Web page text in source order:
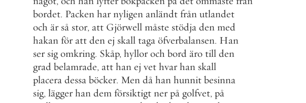
bordet. Packen har nyligen anländt från utlandet
och är så stor, att Gjörwell måste stödja den med
hakan för att den ej skall taga öfverbalansen. Han
ser sig omkring. Skåp, hyllor och bord äro till den
grad belamrade, att han ej vet hvar han skall
placera dessa böcker. Men då han hunnit besinna
sig, lägger han dem försiktigt ner på golfvet, på